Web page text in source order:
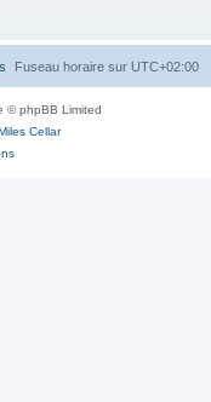
Fuseau horaire sur UTC+02:00
© phpBB Limited
Cellar